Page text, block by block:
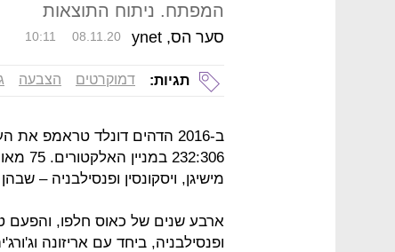
המפתח. ניתוח התוצאות
סער הס, ynet 10:11 08.11.20
תגיות: דמוקרטים הצבעה
ב-2016 הדהים דונלד טראמפ
מישיגן, ויסקונסין ופנסילבניה –
ארבע שנים של כאוס חלפו, והפעם
ופנסילבניה, ביחד עם אריזונה